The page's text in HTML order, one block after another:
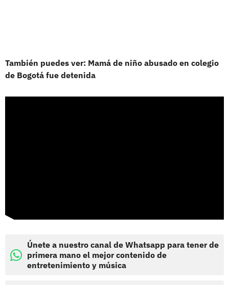
También puedes ver: Mamá de niño abusado en colegio
de Bogotá fue detenida
Únete a nuestro canal de Whatsapp para tener de
primera mano el mejor contenido de
entretenimiento y música